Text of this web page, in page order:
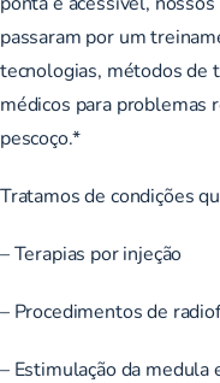
passaram por um
tecnologias, métodos de
médicos para problemas
pescoço.*
Tratamos de condições
– Terapias por injeção
– Procedimentos de
– Estimulação da medula